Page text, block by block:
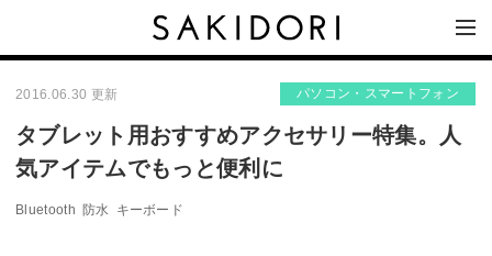
2016.06.30 更新 パソコン・スマートフォン
タブレット用おすすめアクセサリー特集。人
気アイテムでもっと便利に
Bluetooth 防水 キーボード